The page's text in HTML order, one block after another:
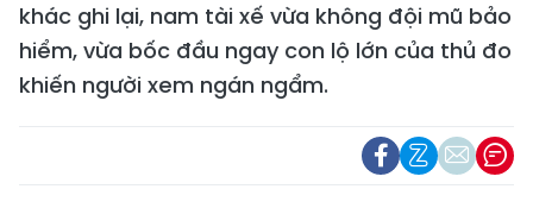
khác ghi lại, nam tài xế vừa không đội mũ bảo
hiểm, vừa bốc đầu ngay con lộ lớn của thủ đo
khiến người xem ngán ngẩm.